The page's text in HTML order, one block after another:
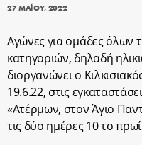
27 ΜΑΪ́ΟΥ, 2022
Αγώνες για ομάδες όλων
κατηγοριών, δηλαδή
διοργανώνει ο
19.6.22, στις
«Ατέρμων, στον Άγιο
τις δύο ημέρες 10 το